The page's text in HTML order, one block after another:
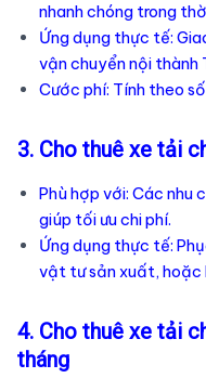
nhanh chóng trong
Ứng dụng thực tế:
vận chuyển nội thành
Cước phí: Tính theo
3. Cho thuê xe tải
Phù hợp với: Các nhu
giúp tối ưu chi phí.
Ứng dụng thực tế:
vật tư sản xuất, hoặc
4. Cho thuê xe tải
tháng